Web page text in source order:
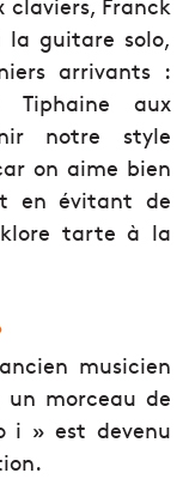
guitare solo,
arrivants :
aux
notre style
on aime bien
en évitant de
tarte à la
musicien
morceau de
i » est devenu